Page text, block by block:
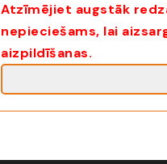
Atzīmējiet augstāk
nepieciešams, lai
aizpildīšanas.